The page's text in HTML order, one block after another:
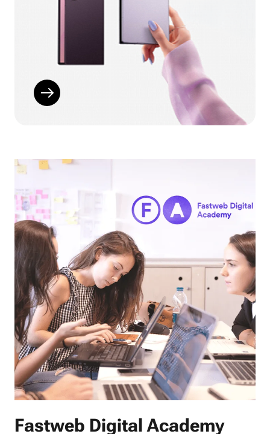
Fastweb Digital Academy